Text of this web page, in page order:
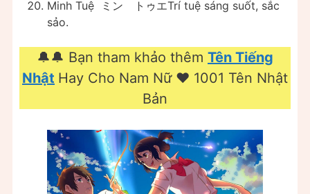
Minh Tuệ ミン トゥエTrí tuệ sáng suốt, sắc
sảo.
🔔🔔 Bạn tham khảo thêm Tên Tiếng
Nhật Hay Cho Nam Nữ ❤️️ 1001 Tên Nhật
Bản